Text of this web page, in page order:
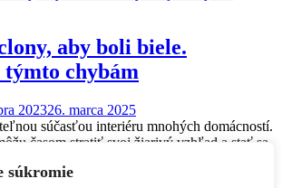
súkromie
aby boli biele.
chybám
202326. marca 2025
súčasťou interiéru mnohých domácností.
časom stratiť svoj žiarivý vzhľad a stať sa